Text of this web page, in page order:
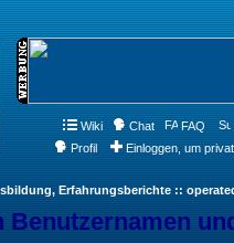
Wiki Chat FAQ
Profil
Einloggen, um
Erfahrungsberichte ::
Benutzernamen